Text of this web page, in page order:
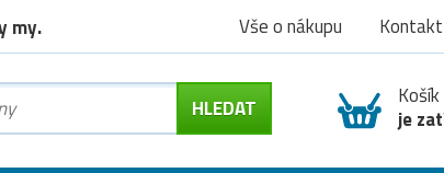
my. Vše o nákupu Kontakt
Košík
je